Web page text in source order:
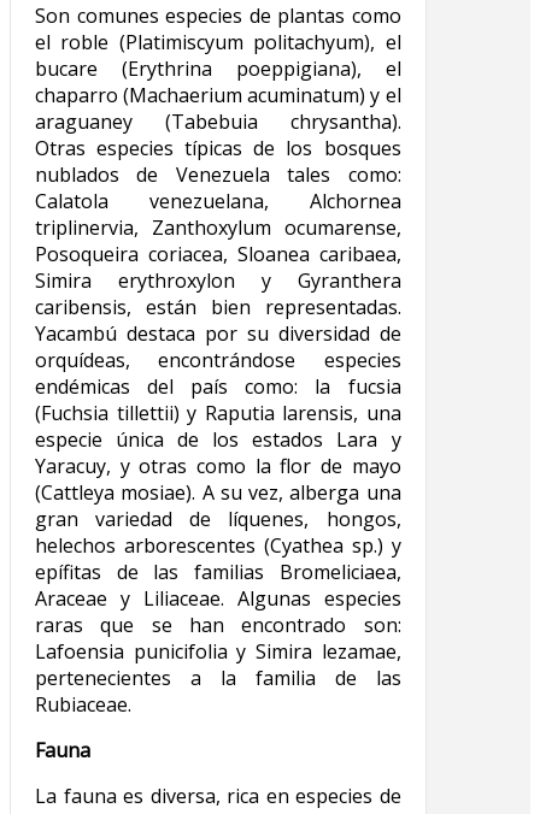
Son comunes especies de plantas como
el roble (Platimiscyum politachyum), el
bucare (Erythrina poeppigiana), el
chaparro (Machaerium acuminatum) y el
araguaney (Tabebuia chrysantha).
Otras especies típicas de los bosques
nublados de Venezuela tales como:
Calatola venezuelana, Alchornea
triplinervia, Zanthoxylum ocumarense,
Posoqueira coriacea, Sloanea caribaea,
Simira erythroxylon y Gyranthera
caribensis, están bien representadas.
Yacambú destaca por su diversidad de
orquídeas, encontrándose especies
endémicas del país como: la fucsia
(Fuchsia tillettii) y Raputia larensis, una
especie única de los estados Lara y
Yaracuy, y otras como la flor de mayo
(Cattleya mosiae). A su vez, alberga una
gran variedad de líquenes, hongos,
helechos arborescentes (Cyathea sp.) y
epífitas de las familias Bromeliciaea,
Araceae y Liliaceae. Algunas especies
raras que se han encontrado son:
Lafoensia punicifolia y Simira lezamae,
pertenecientes a la familia de las
Rubiaceae.
Fauna
La fauna es diversa, rica en especies de